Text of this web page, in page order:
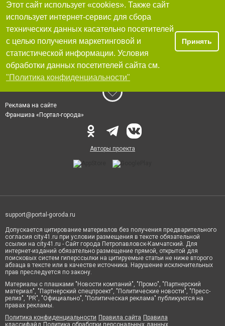
Этот сайт использует «cookies». Также сайт
использует интернет-сервис для сбора
технических данных касательно посетителей
с целью получения маркетинговой и
статистической информации. Условия
обработки данных посетителей сайта см.
"Политика конфиденциальности"
Принять
Реклама на сайте
Франшиза «Портал-города»
Авторы проекта
support@portal-goroda.ru
Допускается цитирование материалов без получения предварительного
согласия city41.ru при условии размещения в тексте обязательной
ссылки на city41.ru - Сайт города Петропавловск-Камчатский. Для
интернет-изданий обязательно размещение прямой, открытой для
поисковых систем гиперссылки на цитируемые статьи не ниже второго
абзаца в тексте или в качестве источника. Нарушение исключительных
прав преследуется по закону.
Материалы с плашками "Новости компаний", "Промо", "Партнерский
материал", "Партнерский спецпроект", "Политические новости", "Пресс-
релиз", "PR", "Официально", "Политическая реклама" публикуются на
правах рекламы.
Политика конфиденциальности Правила сайта Правила
классифайд Политика обработки персональных данных